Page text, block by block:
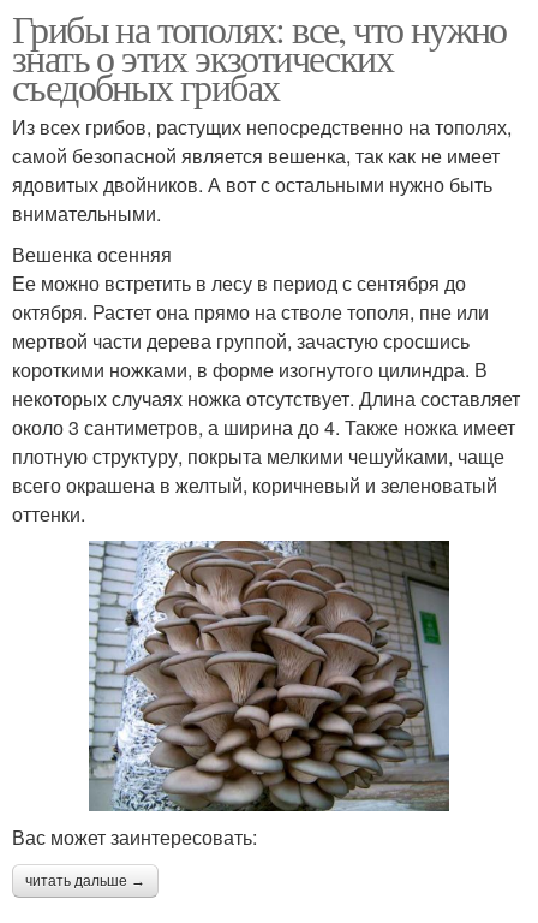
Грибы на тополях: все, что нужно
знать о этих экзотических
съедобных грибах
Из всех грибов, растущих непосредственно на тополях,
самой безопасной является вешенка, так как не имеет
ядовитых двойников. А вот с остальными нужно быть
внимательными.
Вешенка осенняя
Ее можно встретить в лесу в период с сентября до
октября. Растет она прямо на стволе тополя, пне или
мертвой части дерева группой, зачастую сросшись
короткими ножками, в форме изогнутого цилиндра. В
некоторых случаях ножка отсутствует. Длина составляет
около 3 сантиметров, а ширина до 4. Также ножка имеет
плотную структуру, покрыта мелкими чешуйками, чаще
всего окрашена в желтый, коричневый и зеленоватый
оттенки.
Вас может заинтересовать:
читать дальше →